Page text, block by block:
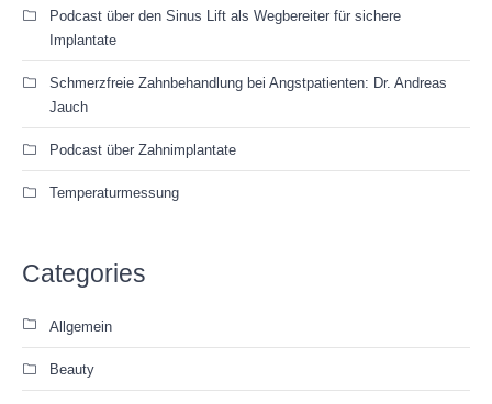
Podcast über den Sinus Lift als Wegbereiter für sichere
Implantate
Schmerzfreie Zahnbehandlung bei Angstpatienten: Dr. Andreas
Jauch
Podcast über Zahnimplantate
Temperaturmessung
Categories
Allgemein
Beauty